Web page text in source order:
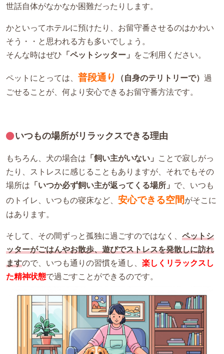
世話自体がなかなか困難だったりします。
かといってホテルに預けたり、お留守番させるのはかわい
そう・・と思われる方も多いでしょう。
そんな時はぜひ 「ペットシッター」 をご利用ください。
ペットにとっては、 普段通り （自身のテリトリーで） 過
ごせることが、何より安心できるお留守番方法です。
いつもの場所がリラックスできる理由
もちろん、犬の場合は 「飼い主がいない」
ことで寂しがっ
たり、ストレスに感じることもありますが、それでもその
場所は 「いつか必ず飼い主が返ってくる場所」 で、いつも
のトイレ、いつもの寝床など、 安心できる空間がそこに
はあります。
そして、その間ずっと孤独に過ごすのではなく、 ペットシ
ッターがごはんやお散歩、遊びでストレスを発散しに訪れ
ますので、いつも通りの習慣を通し、 楽しくリラックスし
た精神状態で過ごすことができるのです。